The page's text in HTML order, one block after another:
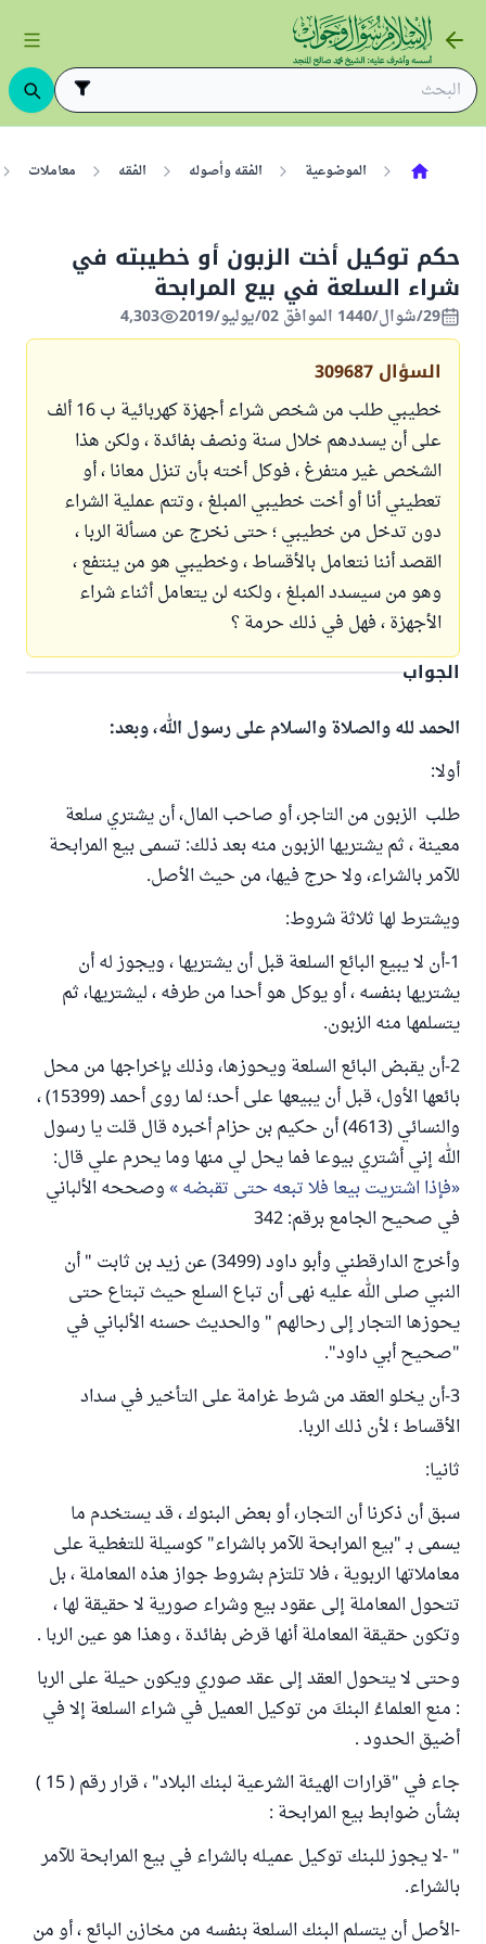
الموضوعية الفقه وأصوله الفقه معاملات
حكم توكيل أخت الزبون أو خطيبته في
شراء السلعة في بيع المرابحة
29/شوال/1440 الموافق 02/يوليو/2019 4,303
السؤال 309687
خطيبي طلب من شخص شراء أجهزة كهربائية ب 16 ألف
على أن يسددهم خلال سنة ونصف بفائدة ، ولكن هذا
الشخص غير متفرغ ، فوكل أخته بأن تنزل معانا ، أو
تعطيني أنا أو أخت خطيبي المبلغ ، وتتم عملية الشراء
دون تدخل من خطيبي ؛ حتى نخرج عن مسألة الربا ،
القصد أننا نتعامل بالأقساط ، وخطيبي هو من ينتفع ،
وهو من سيسدد المبلغ ، ولكنه لن يتعامل أثناء شراء
الأجهزة ، فهل في ذلك حرمة ؟
الجواب
الحمد لله والصلاة والسلام على رسول الله، وبعد:
أولا:
طلب الزبون من التاجر، أو صاحب المال، أن يشتري سلعة
معينة ، ثم يشتريها الزبون منه بعد ذلك: تسمى بيع المرابحة
للآمر بالشراء، ولا حرج فيها، من حيث الأصل.
ويشترط لها ثلاثة شروط:
1-أن لا يبيع البائع السلعة قبل أن يشتريها ، ويجوز له أن
يشتريها بنفسه ، أو يوكل هو أحدا من طرفه ، ليشتريها، ثم
يتسلمها منه الزبون.
2-أن يقبض البائع السلعة ويحوزها، وذلك بإخراجها من محل
بائعها الأول، قبل أن يبيعها على أحد؛ لما روى أحمد (15399) ،
والنسائي (4613) أن حكيم بن حزام أخبره قال قلت يا رسول
الله إني أشتري بيوعا فما يحل لي منها وما يحرم علي قال:
فإذا اشتريت بيعا فلا تبعه حتى تقبضه وصححه الألباني
في صحيح الجامع برقم: 342
وأخرج الدارقطني وأبو داود (3499) عن زيد بن ثابت " أن
النبي صلى الله عليه نهى أن تباع السلع حيث تبتاع حتى
يحوزها التجار إلى رحالهم " والحديث حسنه الألباني في
"صحيح أبي داود".
3-أن يخلو العقد من شرط غرامة على التأخير في سداد
الأقساط ؛ لأن ذلك الربا.
ثانيا:
سبق أن ذكرنا أن التجار، أو بعض البنوك ، قد يستخدم ما
يسمى بـ "بيع المرابحة للآمر بالشراء" كوسيلة للتغطية على
معاملاتها الربوية ، فلا تلتزم بشروط جواز هذه المعاملة ، بل
تتحول المعاملة إلى عقود بيع وشراء صورية لا حقيقة لها ،
وتكون حقيقة المعاملة أنها قرض بفائدة ، وهذا هو عين الربا .
وحتى لا يتحول العقد إلى عقد صوري ويكون حيلة على الربا
: منع العلماءُ البنكَ من توكيل العميل في شراء السلعة إلا في
أضيق الحدود .
جاء في "قرارات الهيئة الشرعية لبنك البلاد" ، قرار رقم ( 15 )
بشأن ضوابط بيع المرابحة :
" -لا يجوز للبنك توكيل عميله بالشراء في بيع المرابحة للآمر
بالشراء.
-الأصل أن يتسلم البنك السلعة بنفسه من مخازن البائع ، أو من